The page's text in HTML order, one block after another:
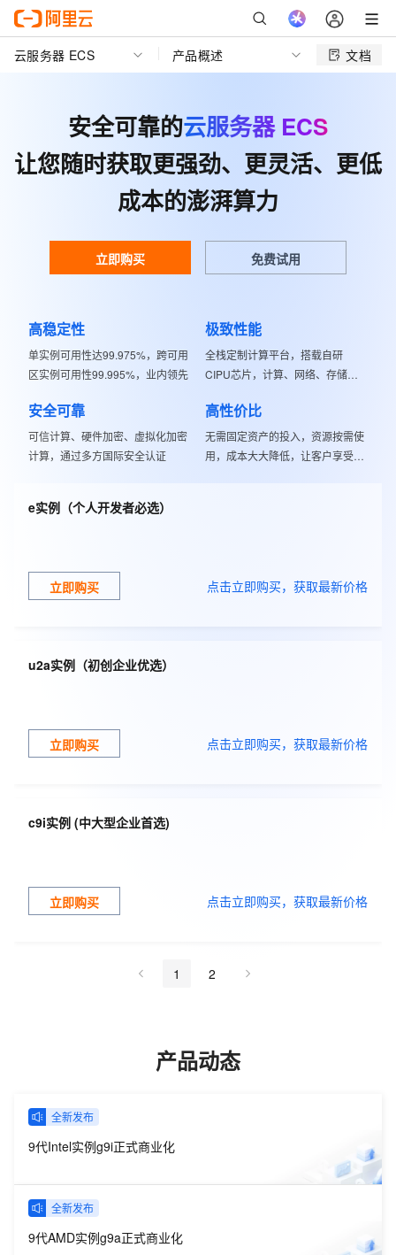
云服务器 ECS 产品概述 文档
安全可靠的云服务器 ECS
让您随时获取更强劲、更灵活、更低
成本的澎湃算力
立即购买 免费试用
高稳定性
单实例可用性达99.975%，跨可用
区实例可用性99.995%，业内领先
极致性能
全栈定制计算平台，搭载自研
CIPU芯片，计算、网络、存储等
安全可靠
可信计算、硬件加密、虚拟化加密
计算，通过多方国际安全认证
高性价比
无需固定资产的投入，资源按需使
用，成本大大降低，让客户享受技
e实例（个人开发者必选）
立即购买 点击立即购买，获取最新价格
u2a实例（初创企业优选）
立即购买 点击立即购买，获取最新价格
c9i实例 (中大型企业首选)
立即购买 点击立即购买，获取最新价格
1 2
产品动态
全新发布
9代Intel实例g9i正式商业化
全新发布
9代AMD实例g9a正式商业化